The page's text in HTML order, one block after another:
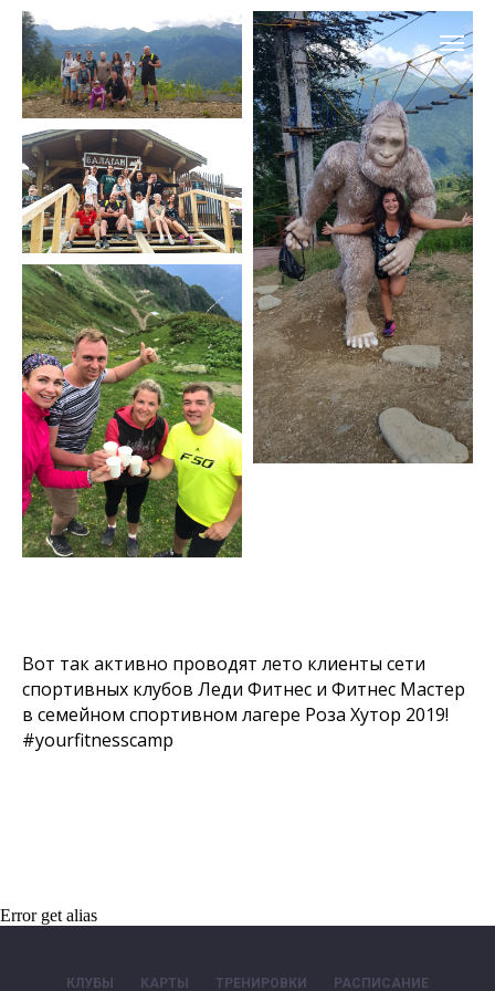
Вот так активно проводят лето клиенты сети
спортивных клубов Леди Фитнес и Фитнес Мастер
в семейном спортивном лагере Роза Хутор 2019!
#yourfitnesscamp
Error get alias
КЛУБЫ КАРТЫ ТРЕНИРОВКИ РАСПИСАНИЕ